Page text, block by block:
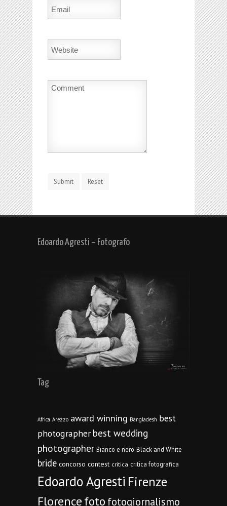
Edoardo Agresti – Fotografo
Tag
Africa Arezzo award winning Bangladesh best
photographer best wedding
photographer Bianco e nero Black and White
bride concorso contest critica critica fotografica
Edoardo Agresti Firenze
Florencefoto fotogiornalismo